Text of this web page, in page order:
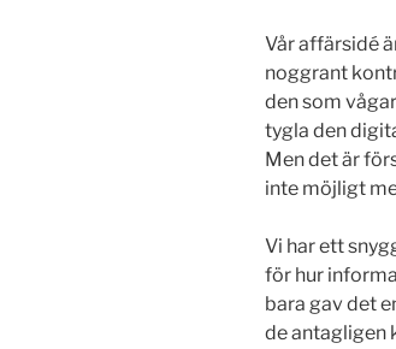
Vår affärsidé
noggrant
den som
tygla den
Men det är
inte möjligt
Vi har ett
för hur
bara gav det
de antagligen